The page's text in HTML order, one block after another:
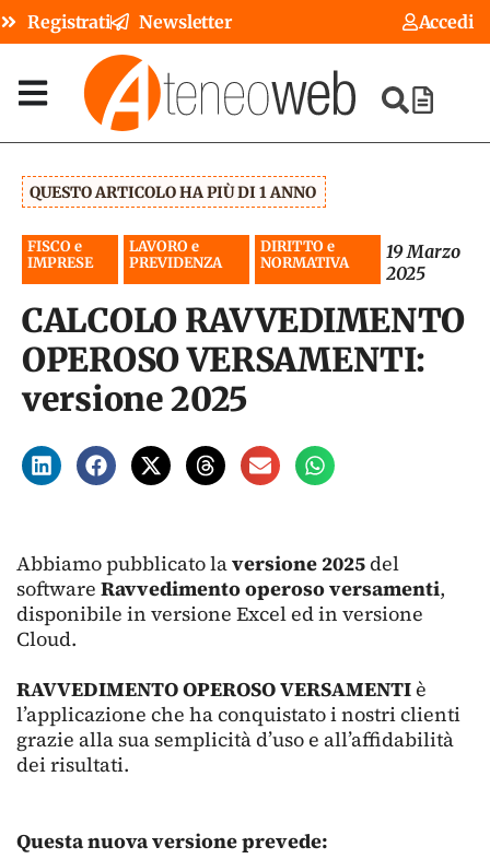
Registrati Newsletter Accedi
QUESTO ARTICOLO HA PIÙ DI 1 ANNO
FISCO e
IMPRESE
LAVORO e
PREVIDENZA
DIRITTO e
NORMATIVA
19 Marzo
2025
CALCOLO RAVVEDIMENTO
OPEROSO VERSAMENTI:
versione 2025
Abbiamo pubblicato laversione 2025del
software Ravvedimento operoso versamenti,
disponibile in versione Excel ed in versione
Cloud.
RAVVEDIMENTO OPEROSO VERSAMENTIè
l’applicazione che ha conquistato i nostri clienti
grazie alla sua semplicità d’uso e all’affidabilità
dei risultati.
Questa nuova versione prevede: